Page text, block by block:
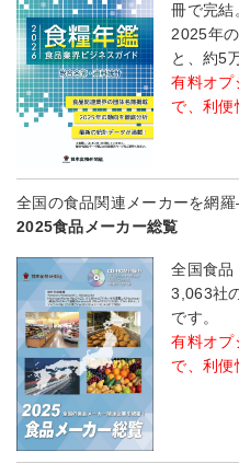
冊で完結
2025年
と、約5
有料オプ
で、利便
全国の食品関連メーカーを網
2025食品メーカー総覧
全国食品
3,063社
です。
有料オプ
で、利便